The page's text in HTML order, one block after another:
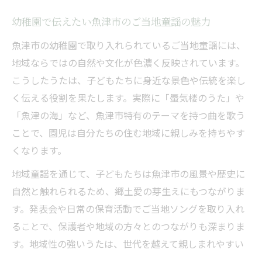
幼稚園で伝えたい魚津市のご当地童謡の魅力
魚津市の幼稚園で取り入れられているご当地童謡には、
地域ならではの自然や文化が色濃く反映されています。
こうしたうたは、子どもたちに身近な景色や伝統を楽し
く伝える役割を果たします。実際に「蜃気楼のうた」や
「魚津の海」など、魚津市特有のテーマを持つ曲を歌う
ことで、園児は自分たちの住む地域に親しみを持ちやす
くなります。
地域童謡を通じて、子どもたちは魚津市の風景や歴史に
自然と触れられるため、郷土愛の芽生えにもつながりま
す。発表会や日常の保育活動でご当地ソングを取り入れ
ることで、保護者や地域の方々とのつながりも深まりま
す。地域性の強いうたは、世代を越えて親しまれやすい